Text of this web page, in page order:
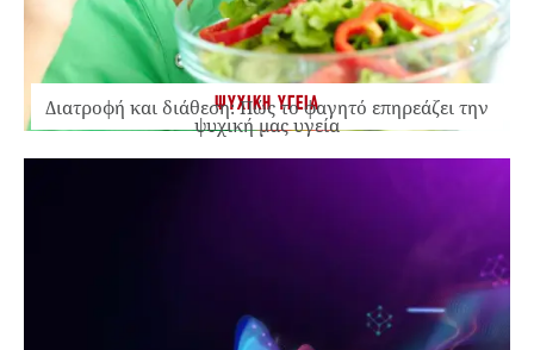
ΨΥΧΙΚΗ ΥΓΕΙΑ
Διατροφή και διάθεση: Πώς το φαγητό επηρεάζει την
ψυχική μας υγεία